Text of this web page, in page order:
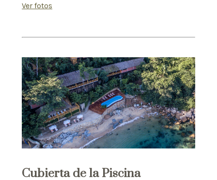
Ver fotos
Cubierta de la Piscina